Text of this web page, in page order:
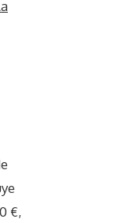
€,